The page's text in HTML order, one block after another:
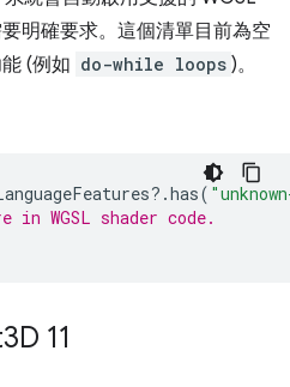
明確要求。這個清單目前為空
(例如 do-while loops )。
? .has(
in WGSL shader code.
11